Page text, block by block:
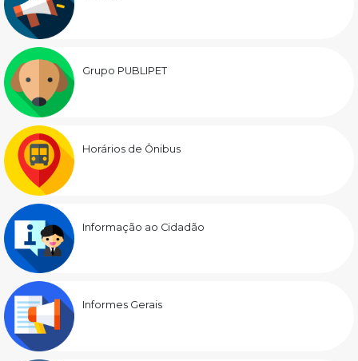
Grupo PUBLIPET
Horários de Ônibus
Informação ao Cidadão
Informes Gerais